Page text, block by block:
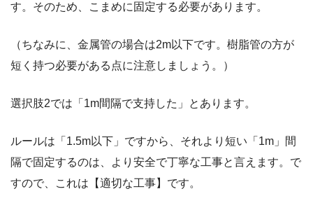
す。そのため、こまめに固定する必要があります。
（ちなみに、金属管の場合は2m以下です。樹脂管の方が
短く持つ必要がある点に注意しましょう。）
選択肢2では「1m間隔で支持した」とあります。
ルールは「1.5m以下」ですから、それより短い「1m」間
隔で固定するのは、より安全で丁寧な工事と言えます。で
すので、これは【適切な工事】です。